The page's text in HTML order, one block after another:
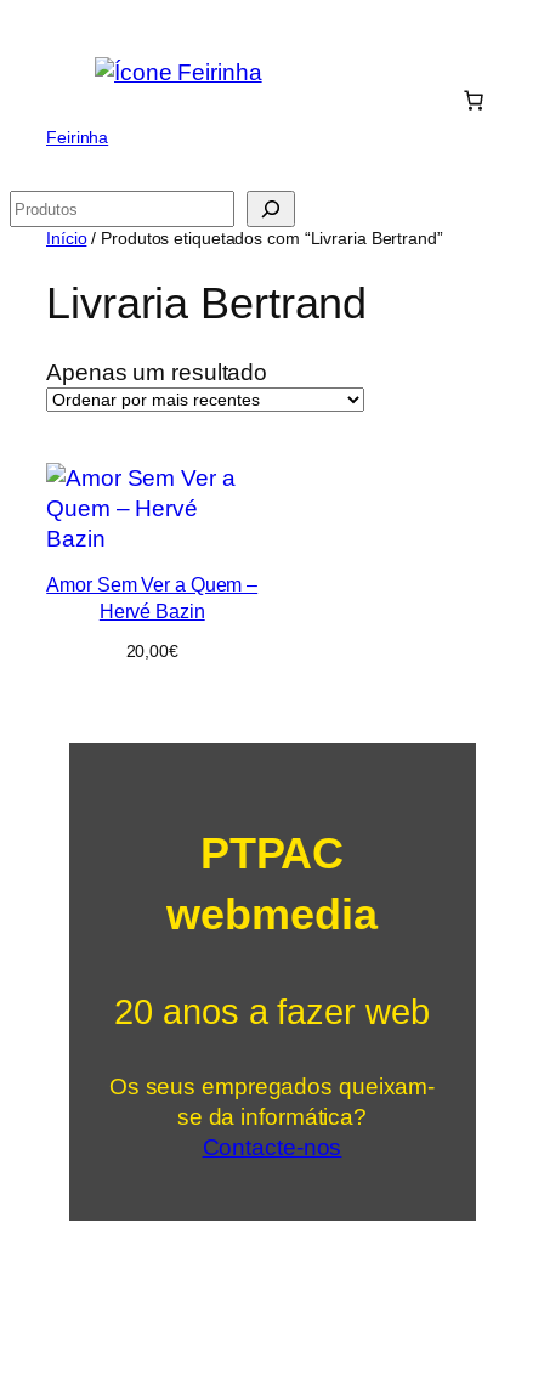
Feirinha
Pesquisar
Início/ Produtos etiquetados com “Livraria Bertrand”
Livraria Bertrand
Apenas um resultado
Amor Sem Ver a Quem –
Hervé Bazin
20,00€
PTPAC
webmedia
20 anos a fazer web
Os seus empregados queixam-
se da informática?
Contacte-nos